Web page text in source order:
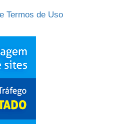
Termos de Uso